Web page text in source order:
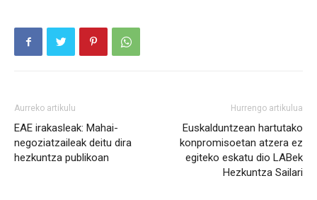
Aurreko artikulu
EAE irakasleak: Mahai-
negoziatzaileak deitu dira
hezkuntza publikoan
Hurrengo artikulua
Euskalduntzean hartutako
konpromisoetan atzera ez
egiteko eskatu dio LABek
Hezkuntza Sailari